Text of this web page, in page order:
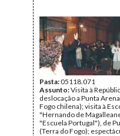
Pasta:05118.071
Assunto:Visita à
deslocação a Punta
Fogo chilena); visita à
"Hernando de
"Escuela Portugal"), de
(Terra do Fogo);